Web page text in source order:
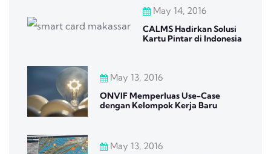
May 14, 2016
CALMS Hadirkan Solusi
Kartu Pintar di Indonesia
May 13, 2016
ONVIF Memperluas Use-Case
dengan Kelompok Kerja Baru
May 13, 2016